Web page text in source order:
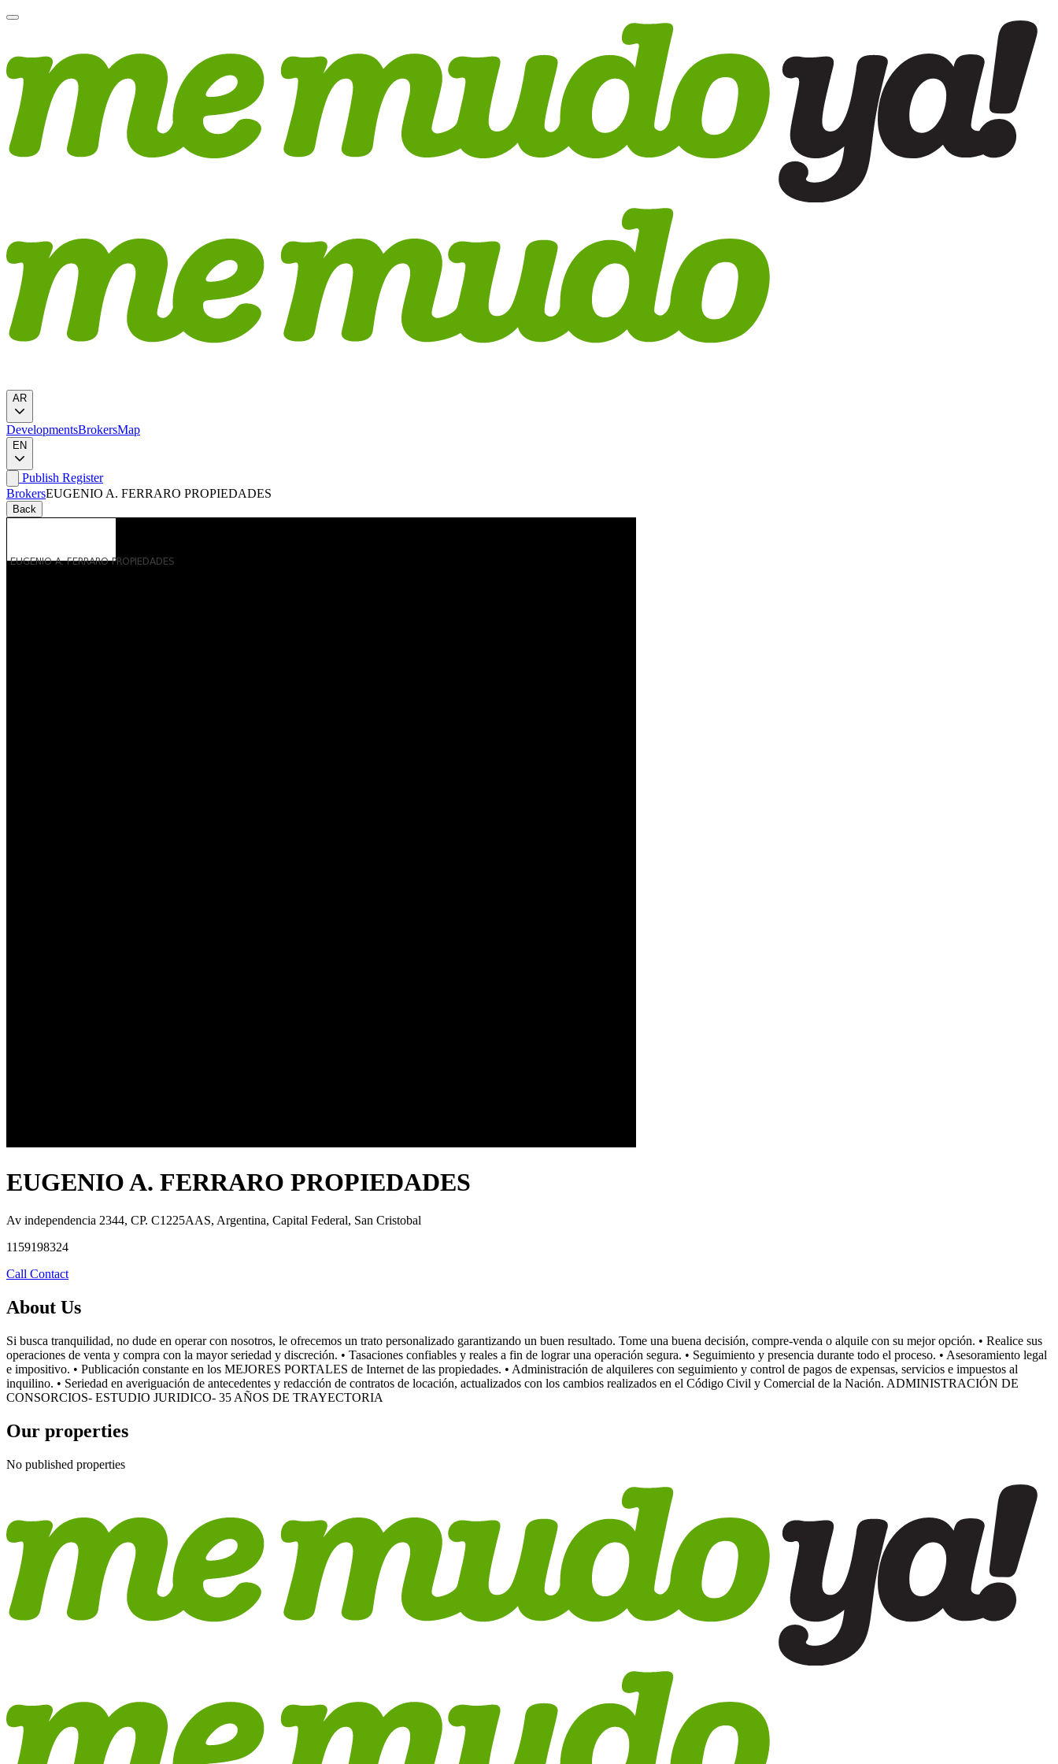
AR
DevelopmentsBrokersMap
EN
Publish Register
BrokersEUGENIO A. FERRARO PROPIEDADES
Back
EUGENIO A. FERRARO PROPIEDADES
Av independencia 2344, CP. C1225AAS, Argentina, Capital Federal, San Cristobal
1159198324
Call Contact
About Us
Si busca tranquilidad, no dude en operar con nosotros, le ofrecemos un trato personalizado garantizando un buen resultado. Tome una buena decisión, compre-venda o alquile con su mejor opción. • Realice sus
operaciones de venta y compra con la mayor seriedad y discreción. • Tasaciones confiables y reales a fin de lograr una operación segura. • Seguimiento y presencia durante todo el proceso. • Asesoramiento legal
e impositivo. • Publicación constante en los MEJORES PORTALES de Internet de las propiedades. • Administración de alquileres con seguimiento y control de pagos de expensas, servicios e impuestos al
inquilino. • Seriedad en averiguación de antecedentes y redacción de contratos de locación, actualizados con los cambios realizados en el Código Civil y Comercial de la Nación. ADMINISTRACIÓN DE
CONSORCIOS- ESTUDIO JURIDICO- 35 AÑOS DE TRAYECTORIA
Our properties
No published properties